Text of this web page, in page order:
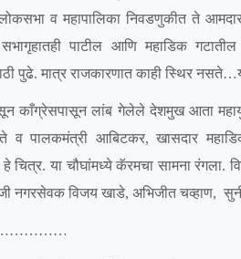
व महापालिका निवडणुकीत ते
सभागृहातही पाटील आणि महाडिक
पुढे. मात्र राजकारणात काही स्थिर नसते…
काँग्रेसपासून लांब गेलेले देशमुख आता
व पालकमंत्री आबिटकर, खासदार
चित्र. या चौघांमध्ये कॅरमचा सामना रंगला.
नगरसेवक विजय खाडे, अभिजीत चव्हाण,